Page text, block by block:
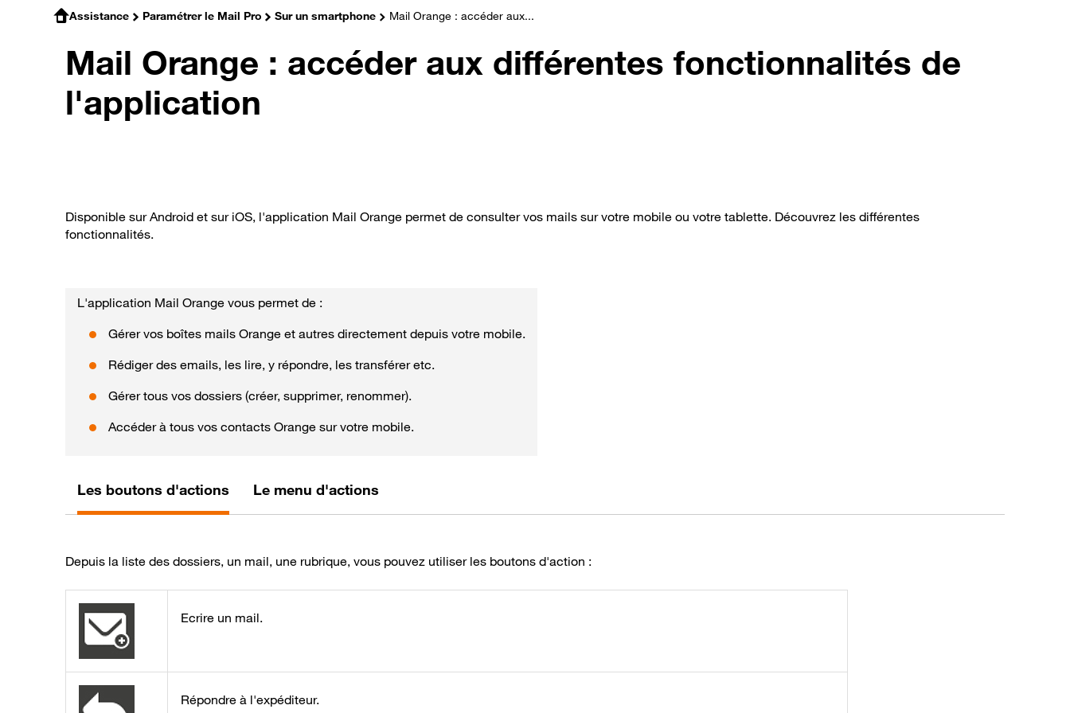
Assistance Paramétrer le Mail Pro Sur un smartphone Mail Orange : accéder aux...
Mail Orange : accéder aux différentes fonctionnalités de
l'application
Disponible sur Android et sur iOS, l'application Mail Orange permet de consulter vos mails sur votre mobile ou votre tablette. Découvrez les différentes
fonctionnalités.
L'application Mail Orange vous permet de :
Gérer vos boîtes mails Orange et autres directement depuis votre mobile.
Rédiger des emails, les lire, y répondre, les transférer etc.
Gérer tous vos dossiers (créer, supprimer, renommer).
Accéder à tous vos contacts Orange sur votre mobile.
Les boutons d'actions Le menu d'actions
Depuis la liste des dossiers, un mail, une rubrique, vous pouvez utiliser les boutons d'action :
Ecrire un mail.
Répondre à l'expéditeur.